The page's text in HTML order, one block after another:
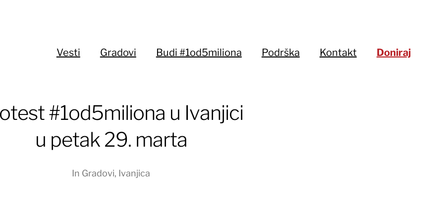
Vesti Gradovi Budi #1od5miliona Podrška Kontakt Doniraj
#1od5miliona u Ivanjici
u petak 29. marta
In Gradovi, Ivanjica